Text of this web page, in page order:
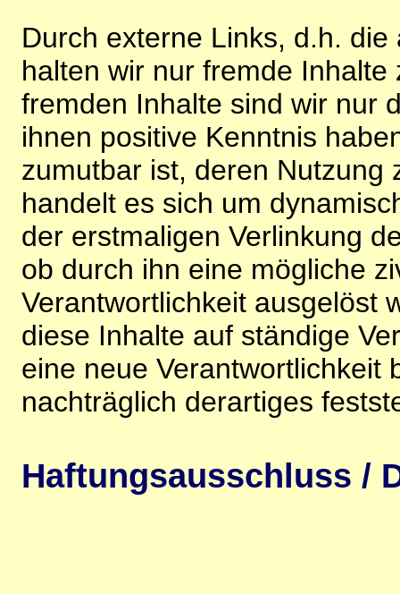
Durch externe Links, d.h.
halten wir nur fremde
fremden Inhalte sind wir nur
ihnen positive Kenntnis
zumutbar ist, deren Nutzung
handelt es sich um
der erstmaligen Verlinkung
ob durch ihn eine mögliche
Verantwortlichkeit ausgelöst
diese Inhalte auf ständige
eine neue Verantwortlichkeit
nachträglich derartiges
Haftungsausschluss /